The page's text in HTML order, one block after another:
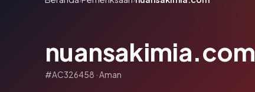
nuansakimia.com
#AC326458 · Aman